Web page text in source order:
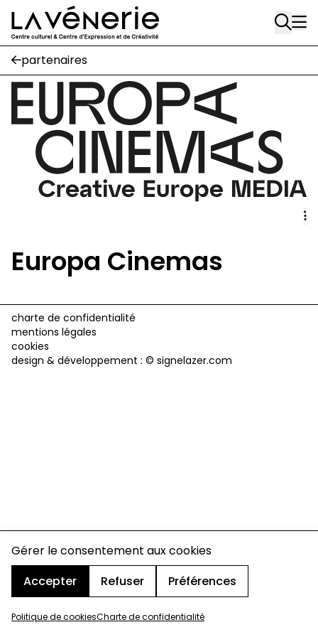
Gérer le consentement aux cookies
Accepter
Refuser Préférences
Politique de cookiesCharte de confidentialité
Aller au contenu principal
Rue Gratès, 3
1170 Watermael-Boitsfort
02 663 85 50
Écuries
Place Gilson, 3
1170 Watermael-Boitsfort
02 663 85 50
suivez-nous
AA
partenaires
Europa Cinemas
charte de confidentialité
mentions légales
cookies
design & développement : © signelazer.com